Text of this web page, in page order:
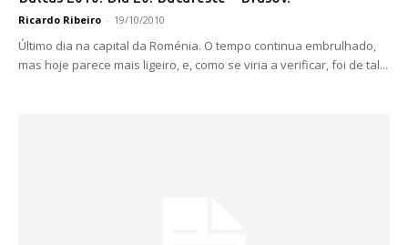
Ricardo Ribeiro - 19/10/2010
Último dia na capital da Roménia. O tempo continua embrulhado,
mas hoje parece mais ligeiro, e, como se viria a verificar, foi de tal...